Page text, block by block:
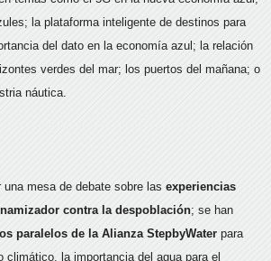
la plataforma inteligente de destinos para
del dato en la economía azul; la relación
verdes del mar; los puertos del mañana; o
náutica.
una mesa de debate sobre las experiencias
contra la despoblación; se han
paralelos de la Alianza StepbyWater para
climático, la importancia del agua para el